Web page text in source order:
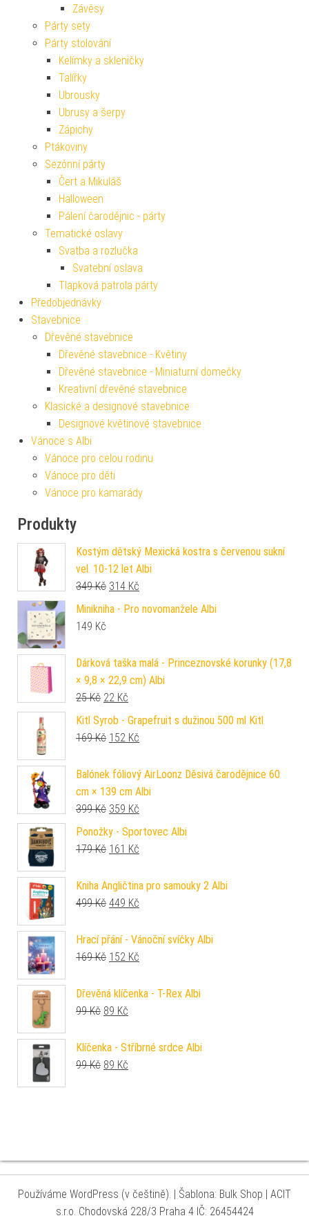
Závěsy
Párty sety
Párty stolování
Kelímky a skleničky
Talířky
Ubrousky
Ubrusy a šerpy
Zápichy
Ptákoviny
Sezónní párty
Čert a Mikuláš
Halloween
Pálení čarodějnic - párty
Tematické oslavy
Svatba a rozlučka
Svatební oslava
Tlapková patrola párty
Předobjednávky
Stavebnice
Dřevěné stavebnice
Dřevěné stavebnice - Květiny
Dřevěné stavebnice - Miniaturní domečky
Kreativní dřevěné stavebnice
Klasické a designové stavebnice
Designové květinové stavebnice
Vánoce s Albi
Vánoce pro celou rodinu
Vánoce pro děti
Vánoce pro kamarády
Produkty
Kostým dětský Mexická kostra s červenou sukní
vel. 10-12 let Albi
349Kč Původní cena byla: 349 Kč.
314 Kč
Minikniha - Pro novomanžele Albi
149 Kč
Dárková taška malá - Princeznovské korunky (17,8
× 9,8 × 22,9 cm) Albi
25Kč Původní cena byla: 25 Kč.
22 Kč
Kitl Syrob - Grapefruit s dužinou 500 ml Kitl
169Kč Původní cena byla: 169 Kč.
152 Kč
Balónek fóliový AirLoonz Děsivá čarodějnice 60
cm × 139 cm Albi
399Kč Původní cena byla: 399 Kč.
359 Kč
Ponožky - Sportovec Albi
179Kč Původní cena byla: 179 Kč.
161 Kč
Kniha Angličtina pro samouky 2 Albi
499Kč Původní cena byla: 499 Kč.
449 Kč
Hrací přání - Vánoční svíčky Albi
169Kč Původní cena byla: 169 Kč.
152 Kč
Dřevěná klíčenka - T-Rex Albi
99Kč Původní cena byla: 99 Kč.
89 Kč
Klíčenka - Stříbrné srdce Albi
99Kč Původní cena byla: 99 Kč.
89 Kč
Používáme WordPress (v češtině). | Šablona: Bulk Shop | ACIT
s.r.o. Chodovská 228/3 Praha 4 IČ: 26454424